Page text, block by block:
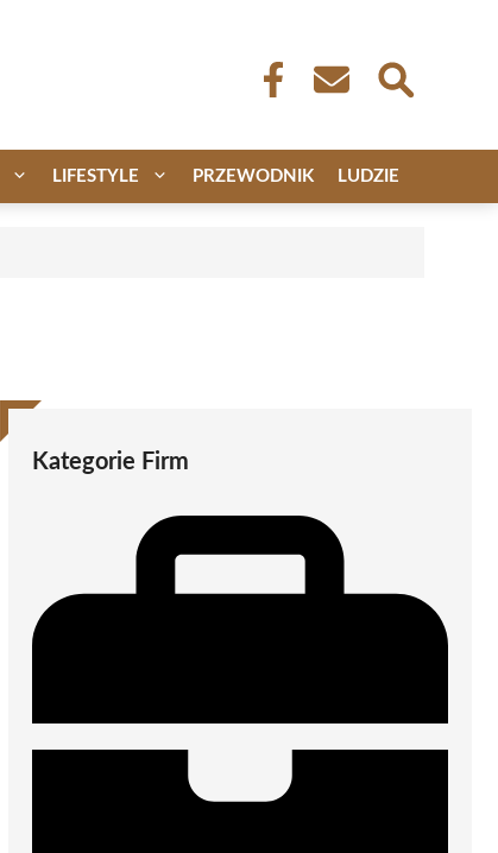
LIFESTYLE PRZEWODNIK LUDZIE
Kategorie Firm